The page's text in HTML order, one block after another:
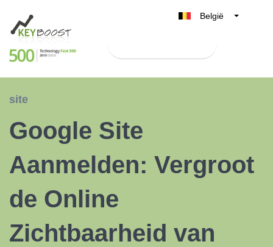
België
Nederland
site
Google Site
Aanmelden: Vergroot
de Online
Zichtbaarheid van